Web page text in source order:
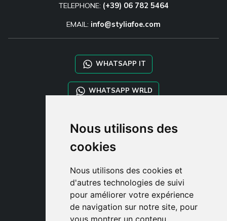
Nous utilisons des
cookies
Nous utilisons des cookies et
d'autres technologies de suivi
pour améliorer votre expérience
de navigation sur notre site, pour
vous montrer un contenu
TELEPHONE: (+39) 06 782 5464
EMAIL: info@styliafoe.com
WHATSAPP IT
WHATSAPP WRLD
STYLIA SERVICES
SHOP B2B
TAYLOR MADE ORDERS
CLIENT
ENREGISTRE-TOI
ACCÈS